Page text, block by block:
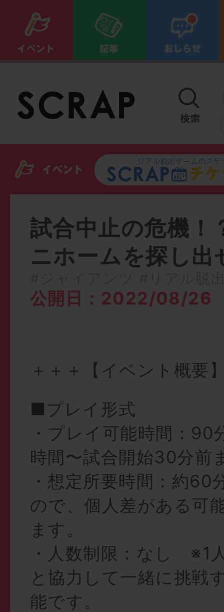
試合中止の危機！
ニホームを探し出
公開日：2022/08/26
＋＋＋【イベント概要
■プレイ形式
・プレイ可能時間：90
時間〜試合開始30分前
・想定所要時間：約
ので、個人差がある可
ます。
・人数制限：なし ※1
と協力して一緒に挑戦
能です。